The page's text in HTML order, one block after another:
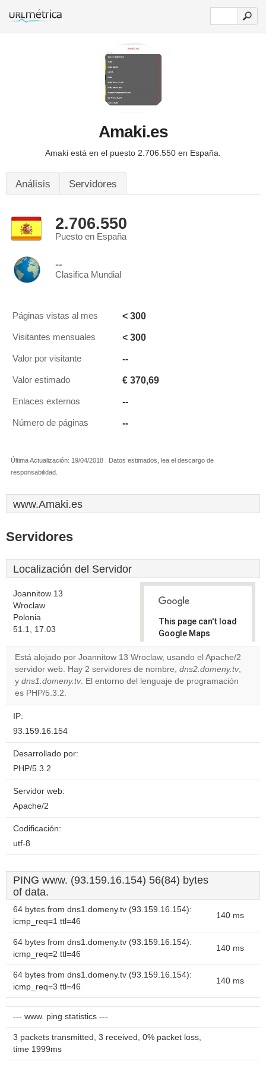
Amaki.es
Amaki está en el puesto 2.706.550 en España.
Análisis Servidores
2.706.550
Puesto en España
--
Clasifica Mundial
Páginas vistas al mes < 300
Visitantes mensuales < 300
Valor por visitante --
Valor estimado € 370,69
Enlaces externos --
Número de páginas --
Última Actualización: 19/04/2018 . Datos estimados, lea el descargo de
responsabilidad.
www.Amaki.es
Servidores
Localización del Servidor
Joannitow 13
Wroclaw
Polonia
51.1, 17.03
This page can't load
Google Maps
correctly.
Do you
own this
OK
Está alojado por Joannitow 13 Wroclaw, usando el Apache/2
servidor web. Hay 2 servidores de nombre, dns2.domeny.tv,
y dns1.domeny.tv. El entorno del lenguaje de programación
es PHP/5.3.2.
IP:
93.159.16.154
Desarrollado por:
PHP/5.3.2
Servidor web:
Apache/2
Codificación:
utf-8
PING www. (93.159.16.154) 56(84) bytes
of data.
64 bytes from dns1.domeny.tv (93.159.16.154):
icmp_req=1 ttl=46
140 ms
64 bytes from dns1.domeny.tv (93.159.16.154):
icmp_req=2 ttl=46
140 ms
64 bytes from dns1.domeny.tv (93.159.16.154):
icmp_req=3 ttl=46
140 ms
--- www. ping statistics ---
3 packets transmitted, 3 received, 0% packet loss,
time 1999ms